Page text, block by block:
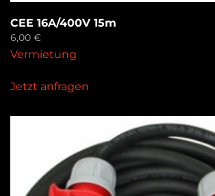
CEE 16A/400V 15m
6,00 €
Vermietung
Jetzt anfragen